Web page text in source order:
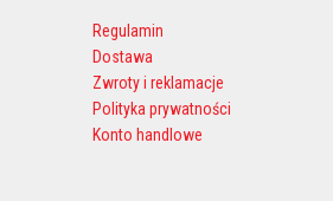
Regulamin
Dostawa
Zwroty i reklamacje
Polityka prywatności
Konto handlowe